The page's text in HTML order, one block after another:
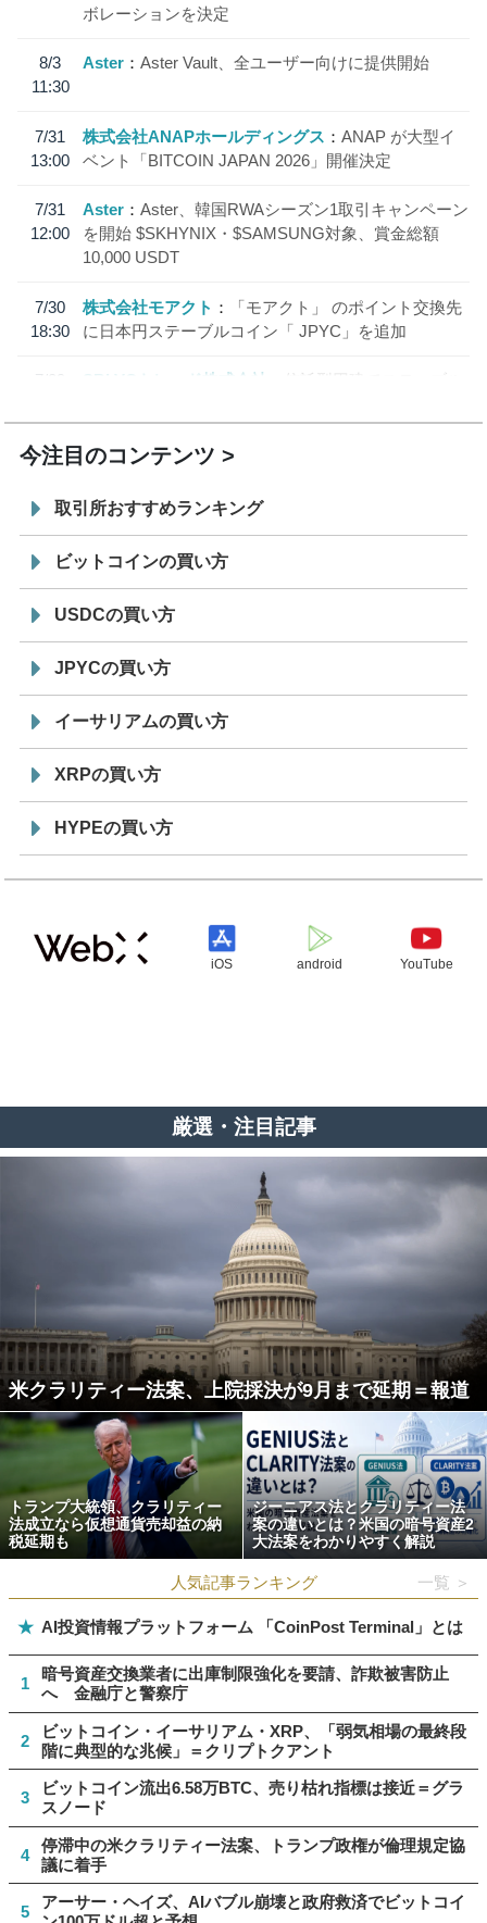
ボレーションを決定
8/3
11:30
Aster Aster Vault、全ユーザー向けに提供開始
7/31
13:00
株式会社ANAPホールディングス
ANAP が大型イ
ベント「BITCOIN JAPAN 2026」開催決定
7/31
12:00
Aster
Aster、韓国RWAシーズン1取引キャンペーン
を開始 $SKHYNIX・$SAMSUNG対象、賞金総額
10,000 USDT
7/30
18:30
株式会社モアクト
「モアクト」 のポイント交換先
に日本円ステーブルコイン「 JPYC」を追加
7/29
SBI VCトレード株式会社
信託型円建てステーブル
今注目のコンテンツ
取引所おすすめランキング
ビットコインの買い方
USDCの買い方
JPYCの買い方
イーサリアムの買い方
XRPの買い方
HYPEの買い方
iOS android YouTube
厳選・注目記事
米クラリティー法案、上院採決が9月まで延期＝報道
トランプ大統領、クラリティー
法成立なら仮想通貨売却益の納
税延期も
ジーニアス法とクラリティー法
案の違いとは？米国の暗号資産2
大法案をわかりやすく解説
人気記事ランキング 一覧 ＞
★ AI投資情報プラットフォーム 「CoinPost Terminal」とは
1
暗号資産交換業者に出庫制限強化を要請、詐欺被害防止
へ 金融庁と警察庁
2
ビットコイン・イーサリアム・XRP、「弱気相場の最終段
階に典型的な兆候」＝クリプトクアント
3
ビットコイン流出6.58万BTC、売り枯れ指標は接近＝グラ
スノード
4
停滞中の米クラリティー法案、トランプ政権が倫理規定協
議に着手
5
アーサー・ヘイズ、AIバブル崩壊と政府救済でビットコイ